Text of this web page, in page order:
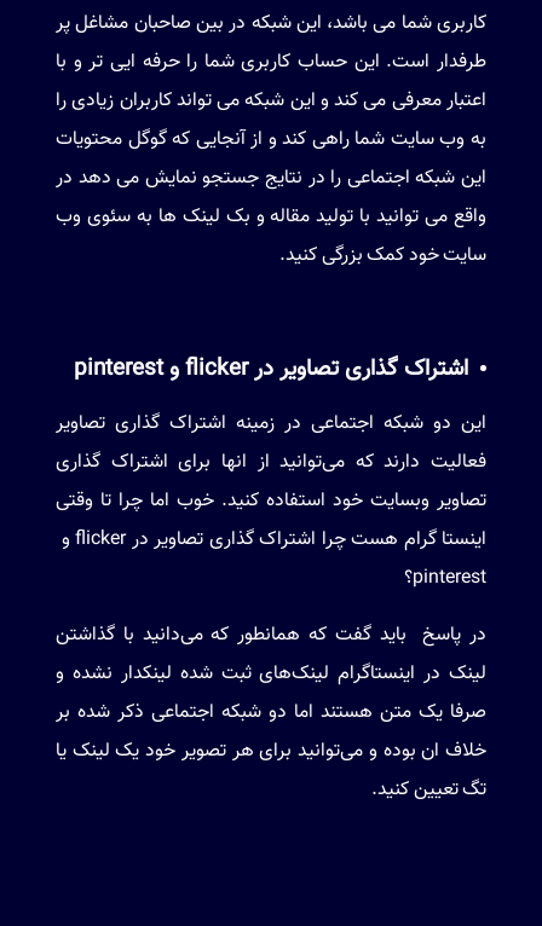
کاربری شما می باشد، این شبکه در بین صاحبان مشاغل پر
طرفدار است. این حساب کاربری شما را حرفه ایی تر و با
اعتبار معرفی می کند و این شبکه می تواند کاربران زیادی را
به وب سایت شما راهی کند و از آنجایی که گوگل محتویات
این شبکه اجتماعی را در نتایج جستجو نمایش می دهد در
واقع می توانید با تولید مقاله و بک لینک ها به سئوی وب
سایت خود کمک بزرگی کنید.
اشتراک گذاری تصاویر در flicker و pinterest
این دو شبکه اجتماعی در زمینه اشتراک گذاری تصاویر
فعالیت دارند که می‌توانید از انها برای اشتراک گذاری
تصاویر وبسایت خود استفاده کنید. خوب اما چرا تا وقتی
اینستا گرام هست چرا اشتراک گذاری تصاویر در flicker و
pinterest؟
در پاسخ باید گفت که همانطور که می‌دانید با گذاشتن
لینک در اینستاگرام لینک‌های ثبت شده لینکدار نشده و
صرفا یک متن هستند اما دو شبکه اجتماعی ذکر شده بر
خلاف ان بوده و می‌توانید برای هر تصویر خود یک لینک یا
تگ تعیین کنید.